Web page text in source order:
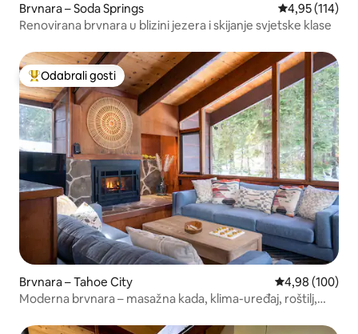
Brvnara – Soda Springs Prosječna
4,95 (114)
Renovirana brvnara u blizini jezera i skijanje svjetske klase
Među najviše rangiranima s oznakom „Odabrali gosti”
Odabrali gosti
Brvnara – Tahoe City Prosječna
4,98 (100)
Moderna brvnara – masažna kada, klima-uređaj, roštilj,